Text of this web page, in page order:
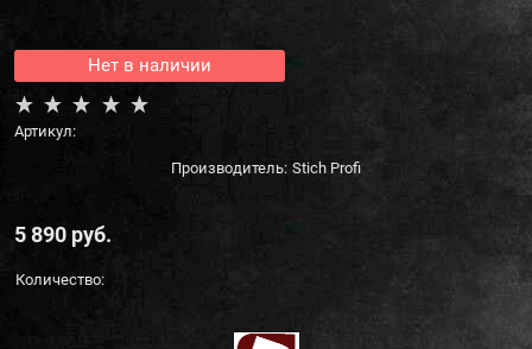
Нет в наличии
Артикул:
Производитель: Stich Profi
5 890 руб.
Количество: